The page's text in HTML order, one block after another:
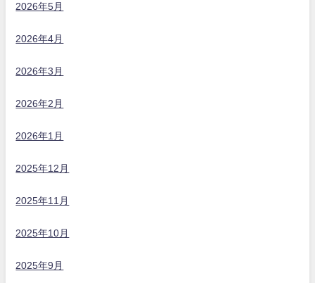
2026年5月
2026年4月
2026年3月
2026年2月
2026年1月
2025年12月
2025年11月
2025年10月
2025年9月